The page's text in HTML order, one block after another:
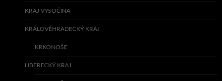
KRAJ VYSOČINA
KRÁLOVÉHRADECKÝ KRAJ
KRKONOŠE
LIBERECKÝ KRAJ